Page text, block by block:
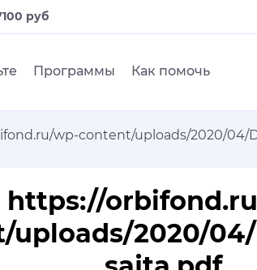
руб
Программы Как помочь
wp-content/uploads/2020/04/
https://
uploads/2020/